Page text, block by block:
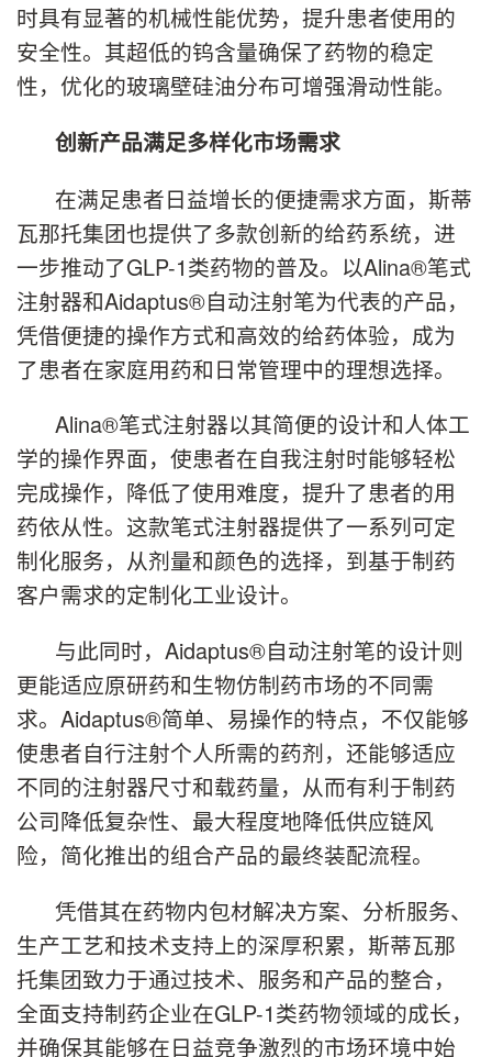
时具有显著的机械性能优势，提升患者使用的
安全性。其超低的钨含量确保了药物的稳定
性，优化的玻璃壁硅油分布可增强滑动性能。
创新产品满足多样化市场需求
在满足患者日益增长的便捷需求方面，斯蒂
瓦那托集团也提供了多款创新的给药系统，进
一步推动了GLP-1类药物的普及。以Alina®笔式
注射器和Aidaptus®自动注射笔为代表的产品，
凭借便捷的操作方式和高效的给药体验，成为
了患者在家庭用药和日常管理中的理想选择。
Alina®笔式注射器以其简便的设计和人体工
学的操作界面，使患者在自我注射时能够轻松
完成操作，降低了使用难度，提升了患者的用
药依从性。这款笔式注射器提供了一系列可定
制化服务，从剂量和颜色的选择，到基于制药
客户需求的定制化工业设计。
与此同时，Aidaptus®自动注射笔的设计则
更能适应原研药和生物仿制药市场的不同需
求。Aidaptus®简单、易操作的特点，不仅能够
使患者自行注射个人所需的药剂，还能够适应
不同的注射器尺寸和载药量，从而有利于制药
公司降低复杂性、最大程度地降低供应链风
险，简化推出的组合产品的最终装配流程。
凭借其在药物内包材解决方案、分析服务、
生产工艺和技术支持上的深厚积累，斯蒂瓦那
托集团致力于通过技术、服务和产品的整合，
全面支持制药企业在GLP-1类药物领域的成长，
并确保其能够在日益竞争激烈的市场环境中始